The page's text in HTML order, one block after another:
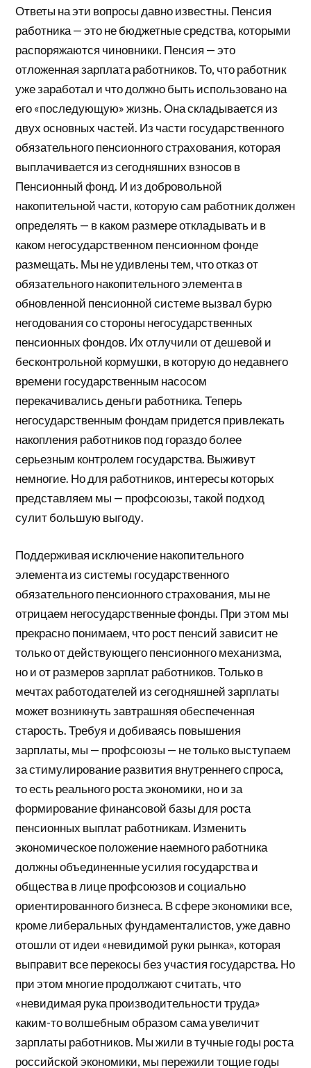
Ответы на эти вопросы давно известны. Пенсия
работника — это не бюджетные средства, которыми
распоряжаются чиновники. Пенсия — это
отложенная зарплата работников. То, что работник
уже заработал и что должно быть использовано на
его «последующую» жизнь. Она складывается из
двух основных частей. Из части государственного
обязательного пенсионного страхования, которая
выплачивается из сегодняшних взносов в
Пенсионный фонд. И из добровольной
накопительной части, которую сам работник должен
определять — в каком размере откладывать и в
каком негосударственном пенсионном фонде
размещать. Мы не удивлены тем, что отказ от
обязательного накопительного элемента в
обновленной пенсионной системе вызвал бурю
негодования со стороны негосударственных
пенсионных фондов. Их отлучили от дешевой и
бесконтрольной кормушки, в которую до недавнего
времени государственным насосом
перекачивались деньги работника. Теперь
негосударственным фондам придется привлекать
накопления работников под гораздо более
серьезным контролем государства. Выживут
немногие. Но для работников, интересы которых
представляем мы — профсоюзы, такой подход
сулит большую выгоду.
Поддерживая исключение накопительного
элемента из системы государственного
обязательного пенсионного страхования, мы не
отрицаем негосударственные фонды. При этом мы
прекрасно понимаем, что рост пенсий зависит не
только от действующего пенсионного механизма,
но и от размеров зарплат работников. Только в
мечтах работодателей из сегодняшней зарплаты
может возникнуть завтрашняя обеспеченная
старость. Требуя и добиваясь повышения
зарплаты, мы — профсоюзы — не только выступаем
за стимулирование развития внутреннего спроса,
то есть реального роста экономики, но и за
формирование финансовой базы для роста
пенсионных выплат работникам. Изменить
экономическое положение наемного работника
должны объединенные усилия государства и
общества в лице профсоюзов и социально
ориентированного бизнеса. В сфере экономики все,
кроме либеральных фундаменталистов, уже давно
отошли от идеи «невидимой руки рынка», которая
выправит все перекосы без участия государства. Но
при этом многие продолжают считать, что
«невидимая рука производительности труда»
каким-то волшебным образом сама увеличит
зарплаты работников. Мы жили в тучные годы роста
российской экономики, мы пережили тощие годы